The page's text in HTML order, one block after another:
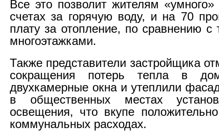
Все это позволит жителям
счетах за горячую воду, и на 70
плату за отопление, по сравнению с
многоэтажками.
Также представители застройщика
сокращения потерь тепла в
двухкамерные окна и утеплили
в общественных местах
освещения, что вкупе
коммунальных расходах.